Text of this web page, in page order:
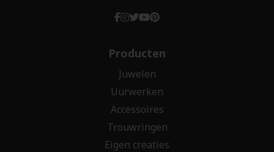
Producten
Juwelen
Uurwerken
Accessoires
Trouwringen
Eigen creaties